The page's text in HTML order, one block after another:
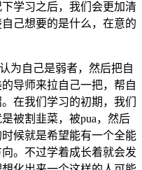
学习之后，我们会更加清
己想要的是什么，在意的
自己是弱者，然后把自
导师来拉自己一把，帮自
在我们学习的初期，我们
被割韭菜，被pua，然后
候就是希望能有一个全能
。不过学着成长着就会发